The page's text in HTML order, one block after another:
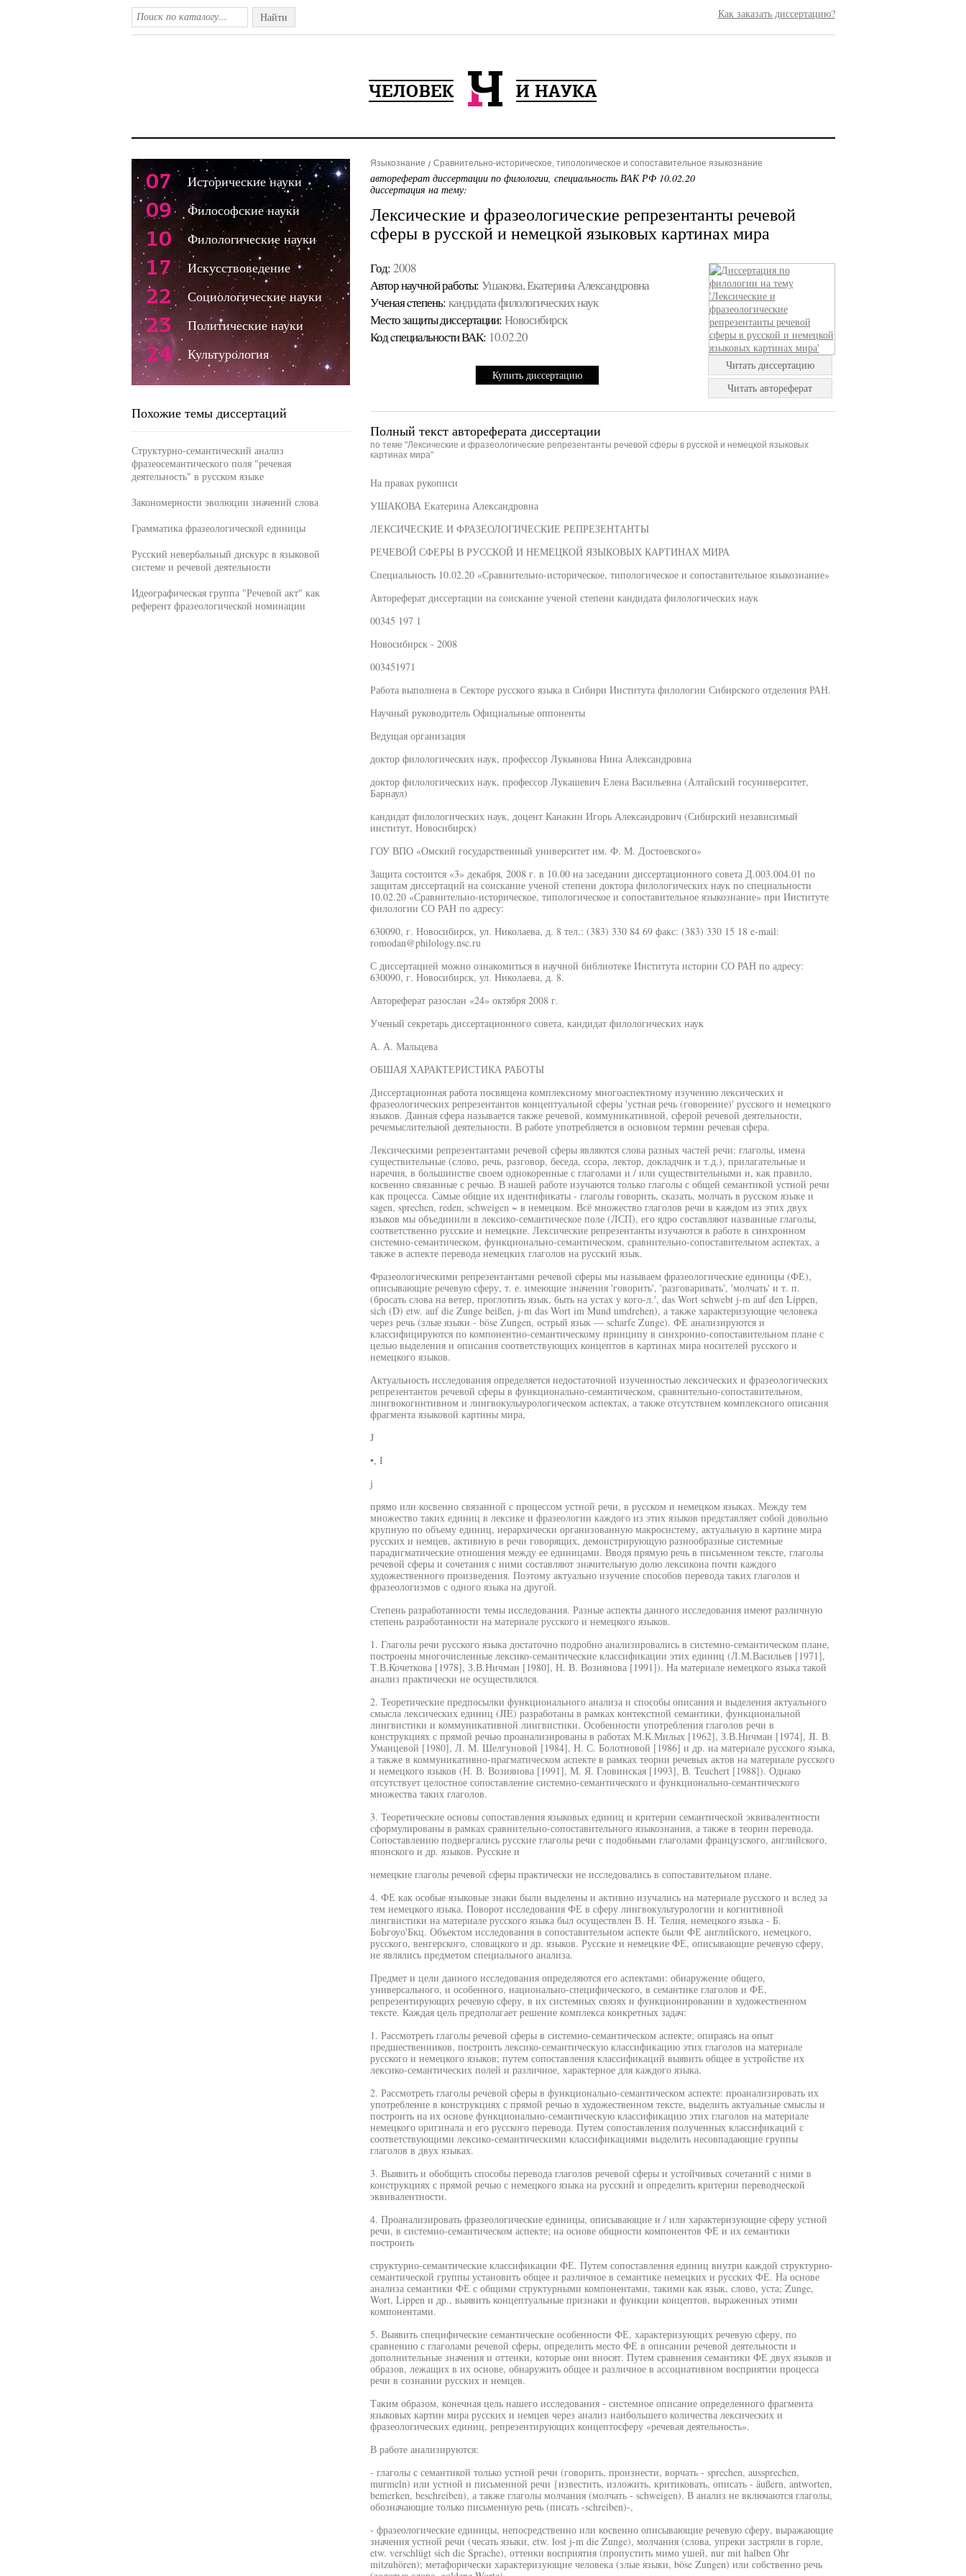
Найти Как заказать диссертацию?
Языкознание Сравнительно-историческое, типологическое и сопоставительное языкознание
автореферат диссертации по филологии, специальность ВАК РФ 10.02.20
диссертация на тему:
Лексические и фразеологические репрезентанты речевой
сферы в русской и немецкой языковых картинах мира
Год: 2008
Автор научной работы: Ушакова, Екатерина Александровна
Ученая cтепень: кандидата филологических наук
Место защиты диссертации: Новосибирск
Код cпециальности ВАК: 10.02.20
Купить диссертацию
Читать диссертацию
Читать автореферат
Полный текст автореферата диссертации
по теме "Лексические и фразеологические репрезентанты речевой сферы в русской и немецкой языковых
картинах мира"
На правах рукописи
УШАКОВА Екатерина Александровна
ЛЕКСИЧЕСКИЕ И ФРАЗЕОЛОГИЧЕСКИЕ РЕПРЕЗЕНТАНТЫ
РЕЧЕВОЙ СФЕРЫ В РУССКОЙ И НЕМЕЦКОЙ ЯЗЫКОВЫХ КАРТИНАХ МИРА
Специальность 10.02.20 «Сравнительно-историческое, типологическое и сопоставительное языкознание»
Автореферат диссертации на соискание ученой степени кандидата филологических наук
00345 197 1
Новосибирск - 2008
003451971
Работа выполнена в Секторе русского языка в Сибири Института филологии Сибирского отделения РАН.
Научный руководитель Официальные оппоненты
Ведущая организация
доктор филологических наук, профессор Лукьянова Нина Александровна
доктор филологических наук, профессор Лукашевич Елена Васильевна (Алтайский госуниверситет,
Барнаул)
кандидат филологических наук, доцент Канакин Игорь Александрович (Сибирский независимый
институт, Новосибирск)
ГОУ ВПО «Омский государственный университет им. Ф. М. Достоевского»
Защита состоится «3» декабря, 2008 г. в 10.00 на заседании диссертационного совета Д.003.004.01 по
защитам диссертаций на соискание ученой степени доктора филологических наук по специальности
10.02.20 «Сравнительно-историческое, типологическое и сопоставительное языкознание» при Институте
филологии СО РАН по адресу:
630090, г. Новосибирск, ул. Николаева, д. 8 тел.: (383) 330 84 69 факс: (383) 330 15 18 e-mail:
romodan@philology.nsc.ru
С диссертацией можно ознакомиться в научной библиотеке Института истории СО РАН по адресу:
630090, г. Новосибирск, ул. Николаева, д. 8.
Автореферат разослан «24» октября 2008 г.
Ученый секретарь диссертационного совета, кандидат филологических наук
А. А. Мальцева
ОБШАЯ ХАРАКТЕРИСТИКА РАБОТЫ
Диссертационная работа посвящена комплексному многоаспектному изучению лексических и
фразеологических репрезентантов концептуальной сферы 'устная речь (говорение)' русского и немецкого
языков. Данная сфера называется также речевой, коммуникативной, сферой речевой деятельности,
речемыслителыюй деятельности. В работе употребляется в основном термин речевая сфера.
Лексическими репрезентантами речевой сферы являются слова разных частей речи: глаголы, имена
существительные (слово, речь, разговор, беседа, ссора, лектор, докладчик и т.д.), прилагательные и
наречия, в большинстве своем однокоренные с глаголами и / или существительными и, как правило,
косвенно связанные с речью. В нашей работе изучаются только глаголы с общей семантикой устной речи
как процесса. Самые общие их идентификаты - глаголы говорить, сказать, молчать в русском языке и
sagen, sprechen, reden, schweigen ~ в немецком. Всё множество глаголов речи в каждом из этих двух
языков мы объединили в лексико-семантическое поле (ЛСП), его ядро составляют названные глаголы,
соответственно русские и немецкие. Лексические репрезентанты изучаются в работе в синхронном
системно-семантическом, функционально-семантическом, сравнительно-сопоставительном аспектах, а
также в аспекте перевода немецких глаголов на русский язык.
Фразеологическими репрезентантами речевой сферы мы называем фразеологические единицы (ФЕ),
описывающие речевую сферу, т. е. имеющие значения 'говорить', 'разговаривать', 'молчать' и т. п.
(бросать слова на ветер, проглотить язык, быть на устах у кого-л.', das Wort schwebt j-m auf den Lippen,
sich (D) etw. auf die Zunge beißen, j-m das Wort im Mund umdrehen), а также характеризующие человека
через речь (злые языки - böse Zungen, острый язык — scharfe Zunge). ФЕ анализируются и
классифицируются по компонентно-семантическому принципу в синхронно-сопоставительном плане с
целью выделения и описания соответствующих концептов в картинах мира носителей русского и
немецкого языков.
Актуальность исследования определяется недостаточной изученностью лексических и фразеологических
репрезентантов речевой сферы в функционально-семантическом, сравнительно-сопоставительном,
лингвокогннтивном и лингвокулыурологическом аспектах, а также отсутствием комплексного описания
фрагмента языковой картины мира,
J
•, I
j
прямо или косвенно связанной с процессом устной речи, в русском и немецком языках. Между тем
множество таких единиц в лексике и фразеологии каждого из этих языков представляет собой довольно
крупную по объему единиц, иерархически организованную макросистему, актуальную в картине мира
русских и немцев, активную в речи говорящих, демонстрирующую разнообразные системные
парадигматические отношения между ее единицами. Вводя прямую речь в письменном тексте, глаголы
речевой сферы и сочетания с ними составляют значительную долю лексикона почти каждого
художественного произведения. Поэтому актуально изучение способов перевода таких глаголов и
фразеологизмов с одного языка на другой.
Степень разработанности темы исследования. Разные аспекты данного исследования имеют различную
степень разработанности на материале русского и немецкого языков.
1. Глаголы речи русского языка достаточно подробно анализировались в системно-семантическом плане,
построены многочисленные лексико-семантические классификации этих единиц (Л.М.Васильев [1971],
Т.В.Кочеткова [1978], З.В.Ничман [1980], Н. В. Возиянова [1991]). На материале немецкого языка такой
анализ практически не осуществлялся.
2. Теоретические предпосылки функционального анализа и способы описания и выделения актуального
смысла лексических единиц (JIE) разработаны в рамках контекстной семантики, функциональной
лингвистики и коммуникативной лингвистики. Особенности употребления глаголов речи в
конструкциях с прямой речью проанализированы в работах М.К.Милых [1962], З.В.Ничман [1974], JI. В.
Уманцевой [1980], Л. М. Шелгуновой [1984], Н. С. Болотновой [1986] и др. на материале русского языка,
а также в коммуникативно-прагматическом аспекте в рамках теории речевых актов на материале русского
и немецкого языков (Н. В. Возиянова [1991], М. Я. Гловинская [1993], В. Teuchert [1988]). Однако
отсутствует целостное сопоставление системно-семантического и функционально-семантического
множества таких глаголов.
3. Теоретические основы сопоставления языковых единиц и критерии семантической эквивалентности
сформулированы в рамках сравнительно-сопоставительного языкознания, а также в теории перевода.
Сопоставлению подвергались русские глаголы речи с подобными глаголами французского, английского,
японского и др. языков. Русские и
немецкие глаголы речевой сферы практически не исследовались в сопоставительном плане.
4. ФЕ как особые языковые знаки были выделены и активно изучались на материале русского и вслед за
тем немецкого языка. Поворот исследования ФЕ в сферу лингвокультурологии и когнитивной
лингвистики на материале русского языка был осуществлен В. Н. Телия, немецкого языка - Б.
БоЬгоуо'Бкц. Объектом исследования в сопоставительном аспекте были ФЕ английского, немецкого,
русского, венгерского, словацкого и др. языков. Русские и немецкие ФЕ, описывающие речевую сферу,
не являлись предметом специального анализа.
Предмет и цели данного исследования определяются его аспектами: обнаружение общего,
универсального, и особенного, национально-специфического, в семантике глаголов и ФЕ,
репрезентирующих речевую сферу, в их системных связях и функционировании в художественном
тексте. Каждая цель предполагает решение комплекса конкретных задач:
1. Рассмотреть глаголы речевой сферы в системно-семантическом аспекте; опираясь на опыт
предшественников, построить лексико-семантическую классификацию этих глаголов на материале
русского и немецкого языков; путем сопоставления классификаций выявить общее в устройстве их
лексико-семантических полей и различное, характерное для каждого языка.
2. Рассмотреть глаголы речевой сферы в функционально-семантическом аспекте: проанализировать их
употребление в конструкциях с прямой речью в художественном тексте, выделить актуальные смыслы и
построить на их основе функционально-семантическую классификацию этих глаголов на материале
немецкого оригинала и его русского перевода. Путем сопоставления полученных классификаций с
соответствующими лексико-семантическими классификациями выделить несовпадающие группы
глаголов в двух языках.
3. Выявить и обобщить способы перевода глаголов речевой сферы и устойчивых сочетаний с ними в
конструкциях с прямой речью с немецкого языка на русский и определить критерии переводческой
эквивалентности.
4. Проанализировать фразеологические единицы, описывающие и / или характеризующие сферу устной
речи, в системно-семантическом аспекте; на основе общности компонентов ФЕ и их семантики
построить
структурно-семантические классификации ФЕ. Путем сопоставления единиц внутри каждой структурно-
семантической группы установить общее и различное в семантике немецких и русских ФЕ. На основе
анализа семантики ФЕ с общими структурными компонентами, такими как язык, слово, уста; Zunge,
Wort, Lippen и др., выявить концептуальные признаки и функции концептов, выраженных этими
компонентами.
5. Выявить специфические семантические особенности ФЕ, характеризующих речевую сферу, по
сравнению с глаголами речевой сферы, определить место ФЕ в описании речевой деятельности и
дополнительные значения и оттенки, которые они вносят. Путем сравнения семантики ФЕ двух языков и
образов, лежащих в их основе, обнаружить общее и различное в ассоциативном восприятии процесса
речи в сознании русских и немцев.
Таким образом, конечная цель нашего исследования - системное описание определенного фрагмента
языковых картин мира русских и немцев через анализ наибольшего количества лексических и
фразеологических единиц, репрезентирующих концептосферу «речевая деятельность».
В работе анализируются:
- глаголы с семантикой только устной речи (говорить, произнести, ворчать - sprechen, aussprechen,
murmeln) или устной и письменной речи {известить, изложить, критиковать, описать - äußern, antworten,
bemerken, beschreiben), а также глаголы молчания (молчать - schweigen). В анализ не включаются глаголы,
обозначающие только письменную речь (писать -schreiben)-,
- фразеологические единицы, непосредственно или косвенно описывающие речевую сферу, выражающие
значения устной речи (чесать языки, etw. lost j-m die Zunge), молчания (слова, упреки застряли в горле,
etw. verschlügt sich die Sprache), оттенки восприятия (пропустить мимо ушей, nur mit halben Ohr
mitzuhören); метафорически характеризующие человека (злые языки, böse Zungen) или собственно речь
07 Исторические науки
09 Философские науки
10 Филологические науки
17 Искусствоведение
22 Социологические науки
23 Политические науки
24 Культурология
Похожие темы диссертаций
Структурно-семантический анализ
фразеосемантического поля "речевая
деятельность" в русском языке
Закономерности эволюции значений слова
Грамматика фразеологической единицы
Русский невербальный дискурс в языковой
системе и речевой деятельности
Идеографическая группа "Речевой акт" как
референт фразеологической номинации